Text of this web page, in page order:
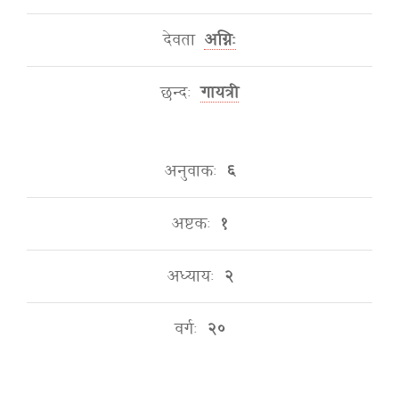
देवता अग्निः
छन्दः गायत्री
अनुवाकः ६
अष्टकः १
अध्यायः २
वर्गः २०